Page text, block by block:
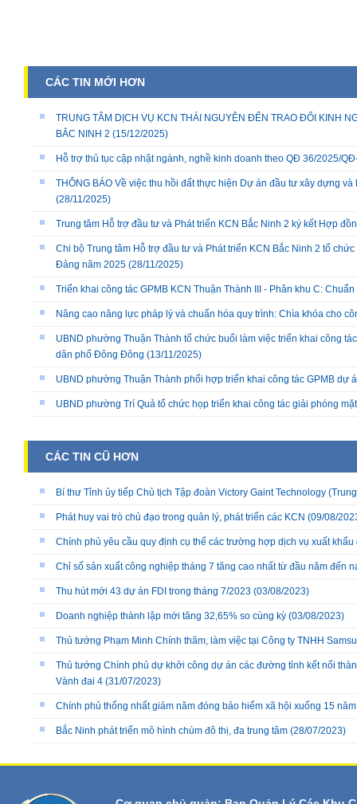
CÁC TIN MỚI HƠN
TRUNG TÂM DỊCH VỤ KCN THÁI NGUYÊN ĐẾN TRAO ĐỔI KINH
BẮC NINH 2 (15/12/2025)
Hỗ trợ thủ tục cập nhật ngành, nghề kinh doanh theo QĐ 36/2025/
THÔNG BÁO Về việc thu hồi đất thực hiện Dự án đầu tư xây dựng
(28/11/2025)
Trung tâm Hỗ trợ đầu tư và Phát triển KCN Bắc Ninh 2 ký kết Hợp
Chi bộ Trung tâm Hỗ trợ đầu tư và Phát triển KCN Bắc Ninh 2 tổ
Đảng năm 2025 (28/11/2025)
Triển khai công tác GPMB KCN Thuận Thành III - Phân khu C:
Nâng cao năng lực pháp lý và chuẩn hóa quy trình: Chìa khóa cho
UBND phường Thuận Thành tổ chức buổi làm việc triển khai công
dân phố Đông Đông (13/11/2025)
UBND phường Thuận Thành phối hợp triển khai công tác GPMB dự
UBND phường Trí Quả tổ chức họp triển khai công tác giải phóng
CÁC TIN CŨ HƠN
Bí thư Tỉnh ủy tiếp Chủ tịch Tập đoàn Victory Gaint Technology
Phát huy vai trò chủ đạo trong quản lý, phát triển các KCN (09/08/
Chính phủ yêu cầu quy định cụ thể các trường hợp dịch vụ xuất khẩu
Chỉ số sản xuất công nghiệp tháng 7 tăng cao nhất từ đầu năm đến
Thu hút mới 43 dự án FDI trong tháng 7/2023 (03/08/2023)
Doanh nghiệp thành lập mới tăng 32,65% so cùng kỳ (03/08/2023)
Thủ tướng Phạm Minh Chính thăm, làm việc tại Công ty TNHH
Thủ tướng Chính phủ dự khởi công dự án các đường tỉnh kết nối
Vành đai 4 (31/07/2023)
Chính phủ thống nhất giảm năm đóng bảo hiểm xã hội xuống 15 năm
Bắc Ninh phát triển mô hình chùm đô thị, đa trung tâm (28/07/2023)